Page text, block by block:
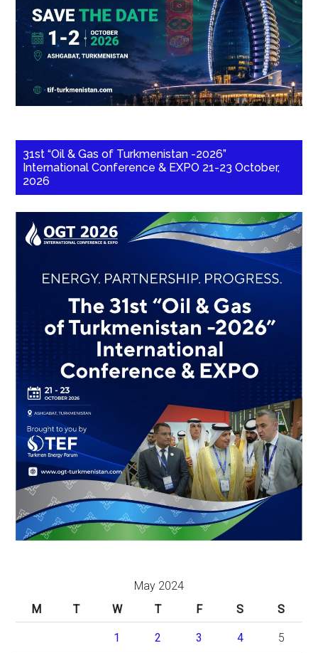
31st “Oil & Gas of Turkmenistan -2026”
International Conference & EXPO 21-23 October,
2026
May 2024
M
T W T F S S
1 2 3 4 5